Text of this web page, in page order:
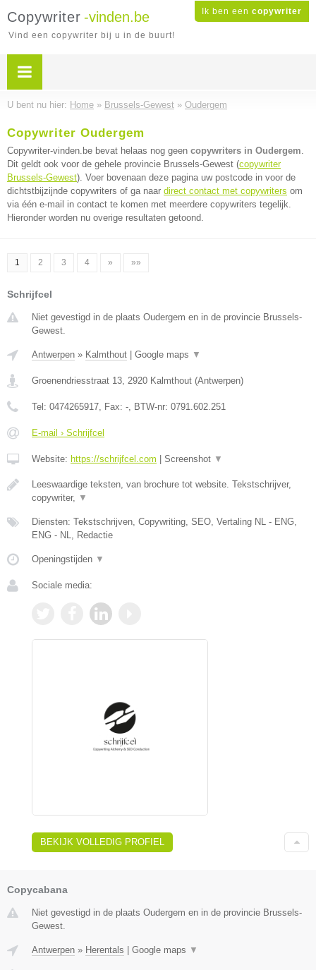
Ik ben een copywriter
Copywriter -vinden.be
Vind een copywriter bij u in de buurt!
U bent nu hier: Home » Brussels-Gewest » Oudergem
Copywriter Oudergem
Copywriter-vinden.be bevat helaas nog geen copywriters in Oudergem.
Dit geldt ook voor de gehele provincie Brussels-Gewest (copywriter
Brussels-Gewest). Voer bovenaan deze pagina uw postcode in voor de
dichtstbijzijnde copywriters of ga naar direct contact met copywriters om
via één e-mail in contact te komen met meerdere copywriters tegelijk.
Hieronder worden nu overige resultaten getoond.
1 2 3 4 » »»
Schrijfcel
Niet gevestigd in de plaats Oudergem en in de provincie Brussels-
Gewest.
Antwerpen » Kalmthout Google maps ▼
Groenendriesstraat 13, 2920 Kalmthout (Antwerpen)
Tel: 0474265917, Fax: -, BTW-nr: 0791.602.251
E-mail › Schrijfcel
Website: https://schrijfcel.com Screenshot ▼
Leeswaardige teksten, van brochure tot website. Tekstschrijver,
copywriter, ▼
Diensten: Tekstschrijven, Copywriting, SEO, Vertaling NL - ENG,
ENG - NL, Redactie
Openingstijden ▼
Sociale media:
BEKIJK VOLLEDIG PROFIEL
Copycabana
Niet gevestigd in de plaats Oudergem en in de provincie Brussels-
Gewest.
Antwerpen » Herentals Google maps ▼